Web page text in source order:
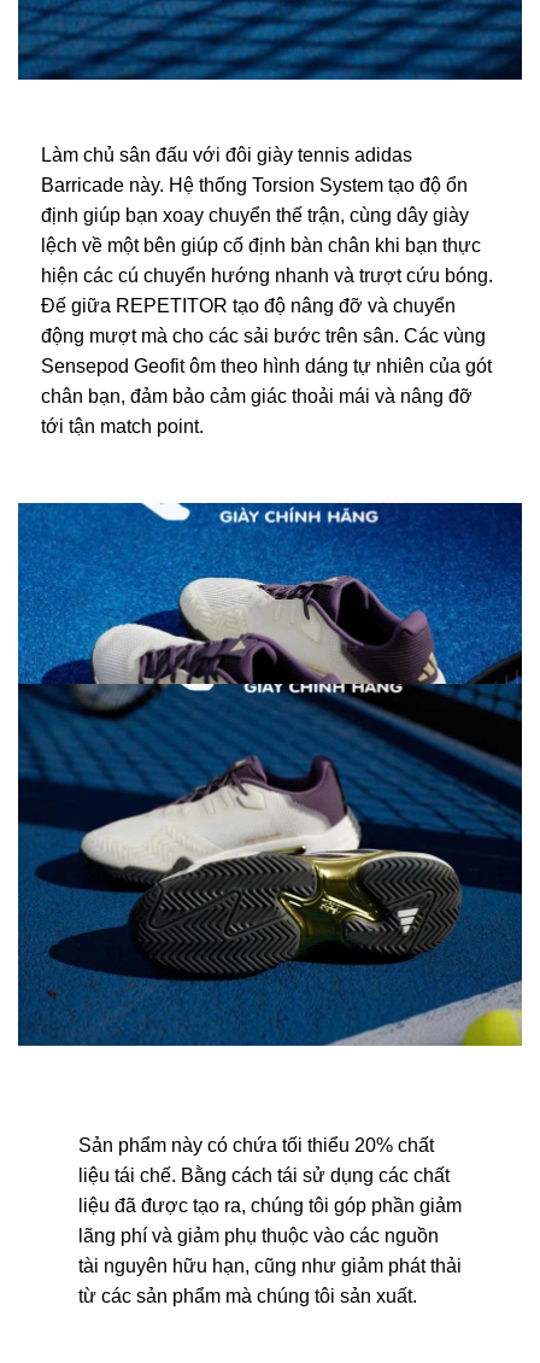
Làm chủ sân đấu với đôi giày tennis adidas
Barricade này. Hệ thống Torsion System tạo độ ổn
định giúp bạn xoay chuyển thế trận, cùng dây giày
lệch về một bên giúp cố định bàn chân khi bạn thực
hiện các cú chuyển hướng nhanh và trượt cứu bóng.
Đế giữa REPETITOR tạo độ nâng đỡ và chuyển
động mượt mà cho các sải bước trên sân. Các vùng
Sensepod Geofit ôm theo hình dáng tự nhiên của gót
chân bạn, đảm bảo cảm giác thoải mái và nâng đỡ
tới tận match point.
Sản phẩm này có chứa tối thiểu 20% chất
liệu tái chế. Bằng cách tái sử dụng các chất
liệu đã được tạo ra, chúng tôi góp phần giảm
lãng phí và giảm phụ thuộc vào các nguồn
tài nguyên hữu hạn, cũng như giảm phát thải
từ các sản phẩm mà chúng tôi sản xuất.